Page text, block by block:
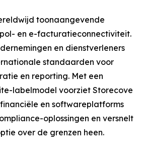
toonaangevende
en e-facturatieconnectiviteit.
en dienstverleners
standaarden voor
en reporting. Met een
labelmodel voorziet Storecove
en softwareplatforms
oplossingen en versnelt
over de grenzen heen.